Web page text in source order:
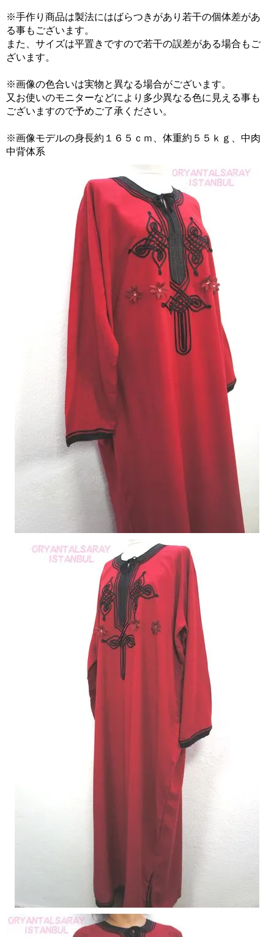
※手作り商品は製法にはばらつきがあり若干の個体差があ
る事もございます。
また、サイズは平置きですので若干の誤差がある場合もご
ざいます。
※画像の色合いは実物と異なる場合がございます。
又お使いのモニターなどにより多少異なる色に見える事も
ございますので予めご了承ください。
※画像モデルの身長約１６５ｃｍ、体重約５５ｋｇ、中肉
中背体系